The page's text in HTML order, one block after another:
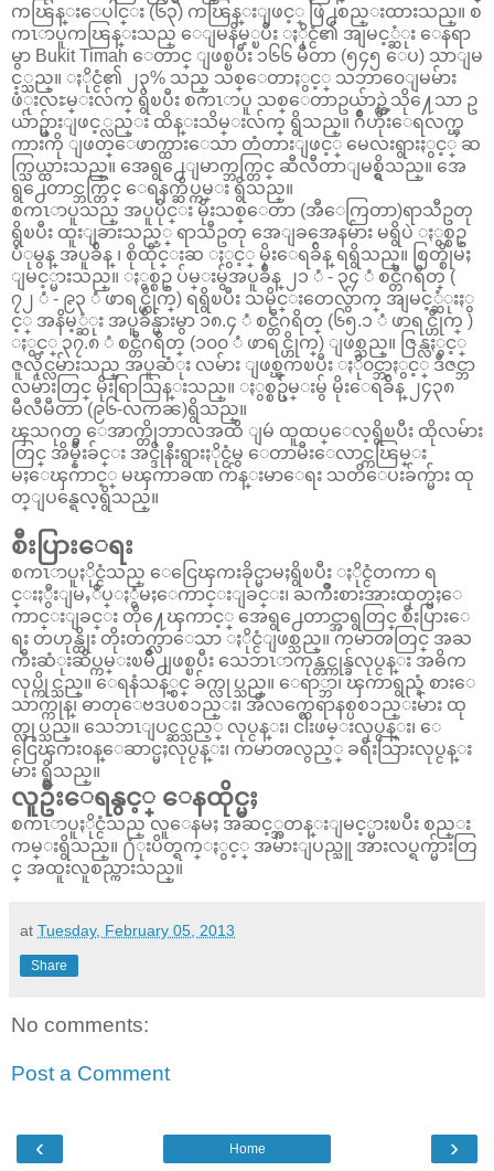
ကၽြန္းေပါင္း (၆၃) ကၽြန္းျဖင့္ ဖြဲ႕စည္းထားသည္။ စ
ကၤာပူကၽြန္းသည္ ေျမနိမ့္ၿပီး ႏိုင္ငံ၏ အျမင့္ဆံုး ေနရာ
မွာ Bukit Timah ေတာင္ ျဖစ္ၿပီး ၁၆၆ မီတာ (၅၄၅ ေပ) သာျမ
င့္သည္။ ႏိုင္ငံ၏ ၂၃% သည္ သစ္ေတာႏွင့္ သဘာ၀ေျမမ်ား
ဖံုးလႊမ္းလ်က္ ရွိၿပီး စကၤာပူ သစ္ေတာဥယ်ာဥ္ကဲ့သို႔ေသာ ဥ
ယ်ာဥ္မ်ားျဖင့္လည္း ထိန္းသိမ္းလ်က္ ရွိသည္။ ဂ်ဳိဟိုးေရလက္ၾ
ကားကို ျဖတ္ေဖာက္ထားေသာ တံတားျဖင့္ မေလးရွားႏွင့္ ဆ
က္သြယ္ထားသည္။ အေရွ႕ေျမာက္ဘက္တြင္ ဆီလီတာျမစ္ရွိသည္။ အေ
ရွ႕ေတာင္ဘက္တြင္ ေရနက္ဆိပ္ကမ္း ရွိသည္။
စကၤာပူသည္ အပူပိုင္း မိုးသစ္ေတာ (အီေကြတာ)ရာသီဥတု
ရွိၿပီး ထူးျခားသည့္ ရာသီဥတု အေျခအေနမ်ား မရွိပဲ ႏွစ္စဥ္
ပံုမွန္ အပူခ်ိန္ ၊ စိုထိုင္းဆ ႏွင့္ မိုးေရခ်ိန္ ရရွိသည္။ စြတ္စိုမႈ
ျမင့္မားသည္။ ႏွစ္စဥ္ ပ်မ္းမွ်အပူခ်ိန္ ၂၁ ံ - ၃၄ ံ စင္တီဂရိတ္ (
၇၂ ံ - ၉၃ ံ ဖာရင္ဟိုက္) ရရွိၿပီး သမိုင္းတေလွ်ာက္ အျမင့္ဆံုးႏွ
င့္ အနိမ့္ဆံုး အပူခ်ိန္မ်ားမွာ ၁၈.၄ ံ စင္တီဂရိတ္ (၆၅.၁ ံ ဖာရင္ဟိုက္ )
ႏွင့္ ၃၇.၈ ံ စင္တီဂရိတ္ (၁၀၀ ံ ဖာရင္ဟိုက္) ျဖစ္သည္။ ဇြန္လႏွင့္
ဇူလိုင္လမ်ားသည္ အပူဆံုး လမ်ား ျဖစ္ၾကၿပီး ႏို၀င္ဘာႏွင့္ ဒီဇင္ဘာ
လမ်ားတြင္ မိုးရြာသြန္းသည္။ ႏွစ္စဥ္ပ်မ္းမွ် မိုးေရခ်ိန္ ၂၄၃၈
မီလီမီတာ (၉၆-လကၼ)ရွိသည္။
ၾသဂုတ္မွ ေအာက္တိုဘာလအထိ ျမဴ ထူထပ္ေလ့ရွိၿပီး ထိုလမ်ား
တြင္ အိမ္နီးခ်င္း အင္ဒိုနီးရွားႏိုင္ငံမွ ေတာမီးေလာင္ကၽြမ္း
မႈေၾကာင့္ မၾကာခဏ က်န္းမာေရး သတိေပးခ်က္မ်ား ထု
တ္ျပန္ရေလ့ရွိသည္။
စီးပြားေရး
စကၤာပူႏိုင္ငံသည္ ေငြေၾကးခိုင္မာမႈရွိၿပီး ႏိုင္ငံတကာ ရ
င္းႏွီးျမႇဳပ္ႏွံမႈေကာင္းျခင္း၊ ႀကိဳးစားအားထုတ္မႈေ
ကာင္းျခင္း တို႔ေၾကာင့္ အေရွ႕ေတာင္အာရွတြင္ စီးပြားေ
ရး တဟုန္ထိုး တိုးတက္လာေသာ ႏိုင္ငံျဖစ္သည္။ ကမာၻတြင္ အႀ
ကီးဆံုးဆိပ္ကမ္းၿမိဳ႕ျဖစ္ၿပီး သေဘၤာကုန္တင္ကုန္ခ်လုပ္ငန္း အဓိက
လုပ္ကိုင္သည္။ ေရနံသန့္စင္ ခ်က္လုပ္သည္။ ေရာ္ဘာ၊ ၾကာရွည္ခံ စားေ
သာက္ကုန္၊ ဓာတုေဗဒပစၥည္း၊ အီလက္ထေရာနစ္ပစၥည္းမ်ား ထု
တ္လုပ္သည္။ သေဘၤျပင္ဆင္သည့္ လုပ္ငန္း၊ ငါးဖမ္းလုပ္ငန္း၊ ေ
ငြေၾကး၀န္ေဆာင္မႈလုပ္ငန္း၊ ကမာၻလွည့္ ခရီးသြားလုပ္ငန္း
မ်ား ရွိသည္။
လူဦးေရနွင့္ ေနထိုင္မႈ
စကၤာပူႏိုင္ငံသည္ လူေနမႈ အဆင့္အတန္းျမင့္မားၿပီး စည္း
ကမ္းရွိသည္။ ႐ံုးပိတ္ရက္ႏွင့္ အမ်ားျပည္သူ အားလပ္ရက္မ်ားတြ
င္ အထူးလူစည္ကားသည္။
at Tuesday, February 05, 2013
Share
No comments:
Post a Comment
‹ ›
Home